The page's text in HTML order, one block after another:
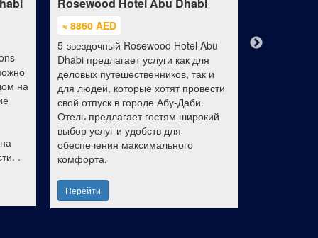
на
.
≈ 8860 AED
5-звездочный Rosewood Hotel Abu
Dhabi предлагает услуги как для
деловых путешественников, так и
для людей, которые хотят провести
свой отпуск в городе Абу-Даби.
Отель предлагает гостям широкий
выбор услуг и удобств для
обеспечения максимального
комфорта.
Перейти